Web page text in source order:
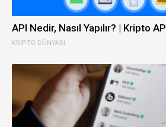
KRIPTO DÜNYASI
API Nedir, Nasıl Yapılır? | Kripto